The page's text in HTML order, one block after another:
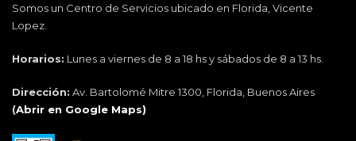
Somos un Centro de Servicios ubicado en Florida, Vicente
Lopez.
Horarios: Lunes a viernes de 8 a 18 hs y sábados de 8 a 13 hs.
Dirección: Av. Bartolomé Mitre 1300, Florida, Buenos Aires
(Abrir en Google Maps)